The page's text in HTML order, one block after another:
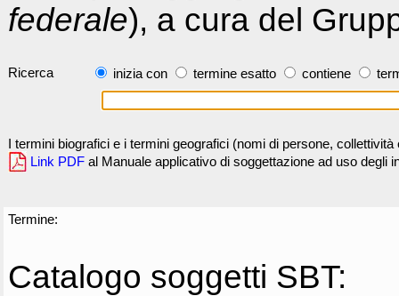
federale), a cura del
Ricerca inizia con termine esatto contiene
I termini biografici e i termini geografici (nomi di persone,
Link PDF al Manuale applicativo di soggettazione ad uso degli
Termine:
Catalogo soggetti SBT: